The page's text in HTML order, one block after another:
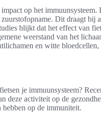
op het
Dit draagt bij
blijkt dat het effect van
weerstand van het
en witte
je immuunsysteem?
deze activiteit op de
hebben op de immuniteit.